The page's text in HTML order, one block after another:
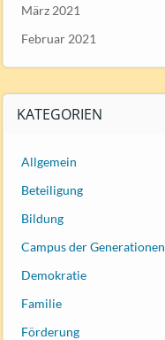
März 2021
Februar 2021
KATEGORIEN
Allgemein
Beteiligung
Bildung
Campus der Generationen
Demokratie
Familie
Förderung